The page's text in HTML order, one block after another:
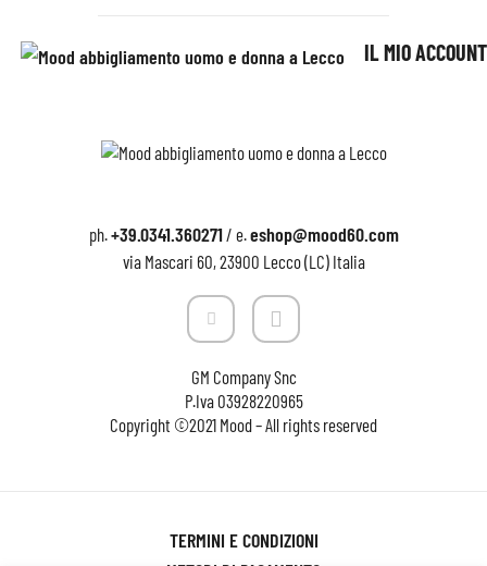
IL MIO ACCOUNT
ph.+39.0341.360271/ e.eshop@mood60.com
via Mascari 60, 23900 Lecco (LC) Italia
GM Company Snc
P.Iva03928220965
Copyright ©2021 Mood – All rights reserved
TERMINI E CONDIZIONI